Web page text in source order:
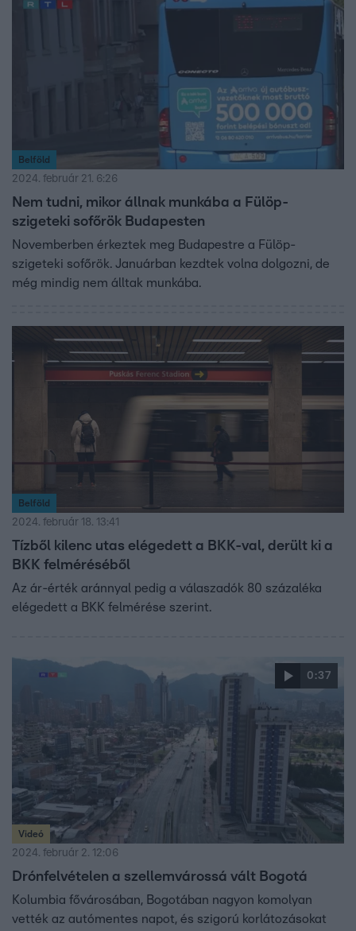
Belföld
2024. február 21. 6:26
Nem tudni, mikor állnak munkába a Fülöp-
szigeteki sofőrök Budapesten
Novemberben érkeztek meg Budapestre a Fülöp-
szigeteki sofőrök. Januárban kezdtek volna dolgozni, de
még mindig nem álltak munkába.
Belföld
2024. február 18. 13:41
Tízből kilenc utas elégedett a BKK-val, derült ki a
BKK felméréséből
Az ár-érték aránnyal pedig a válaszadók 80 százaléka
elégedett a BKK felmérése szerint.
0:37
Videó
2024. február 2. 12:06
Drónfelvételen a szellemvárossá vált Bogotá
Kolumbia fővárosában, Bogotában nagyon komolyan
vették az autómentes napot, és szigorú korlátozásokat